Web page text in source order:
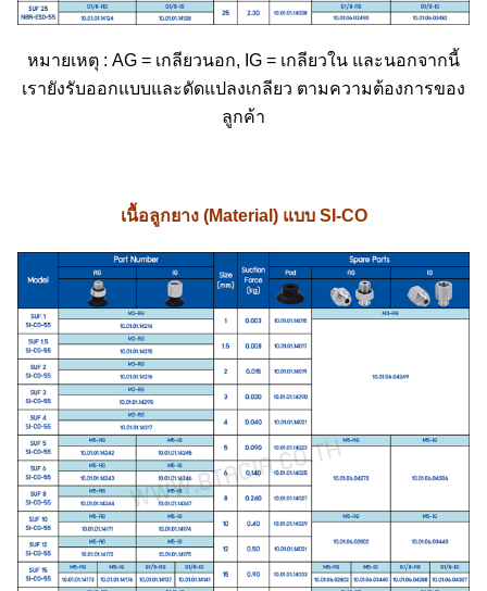
หมายเหตุ : AG = เกลียวนอก, IG = เกลียวใน และนอกจากนี้
เรายังรับออกแบบและดัดแปลงเกลียว ตามความต้องการของ
ลูกค้า
เนื้อลูกยาง (Material) แบบ SI-CO